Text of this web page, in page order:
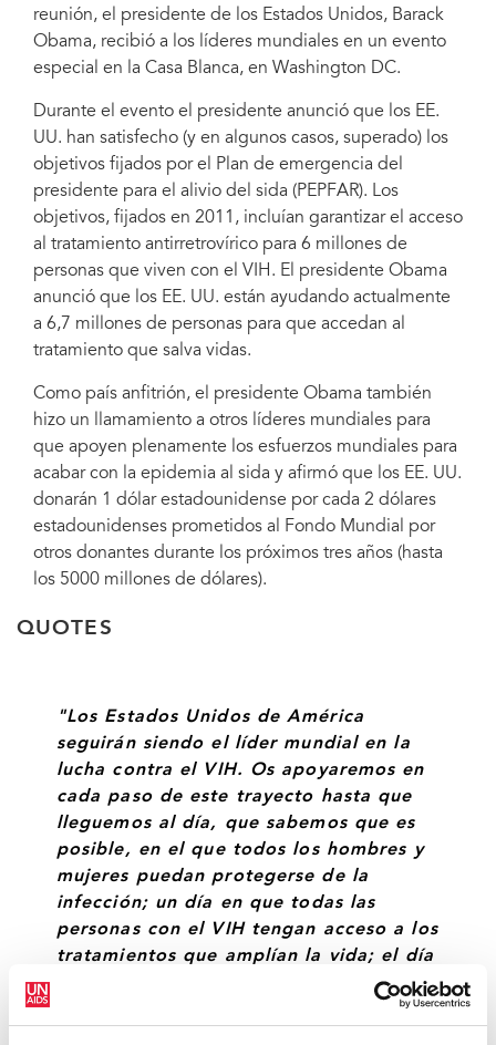
Michel Sidibé, director ejecutivo de ONUSIDA, de pie en la fotografía
junto al secretario de estado de los Estados Unidos, John Kerry, dijo
"Solidaridad, tolerancia y resultados son los hitos del liderazgo
aumenta las posibilidades de que logremos ser testigos de una
generación sin sida". Fotografía: Gettyimages
reunión, el presidente de los Estados Unidos, Barack
Obama, recibió a los líderes mundiales en un evento
especial en la Casa Blanca, en Washington DC.
Durante el evento el presidente anunció que los EE.
UU. han satisfecho (y en algunos casos, superado) los
objetivos fijados por el Plan de emergencia del
presidente para el alivio del sida (PEPFAR). Los
objetivos, fijados en 2011, incluían garantizar el acceso
al tratamiento antirretrovírico para 6 millones de
personas que viven con el VIH. El presidente Obama
anunció que los EE. UU. están ayudando actualmente
a 6,7 millones de personas para que accedan al
tratamiento que salva vidas.
Como país anfitrión, el presidente Obama también
hizo un llamamiento a otros líderes mundiales para
que apoyen plenamente los esfuerzos mundiales para
acabar con la epidemia al sida y afirmó que los EE. UU.
donarán 1 dólar estadounidense por cada 2 dólares
estadounidenses prometidos al Fondo Mundial por
otros donantes durante los próximos tres años (hasta
los 5000 millones de dólares).
QUOTES
"Los Estados Unidos de América
seguirán siendo el líder mundial en la
lucha contra el VIH. Os apoyaremos en
cada paso de este trayecto hasta que
lleguemos al día, que sabemos que es
posible, en el que todos los hombres y
mujeres puedan protegerse de la
infección; un día en que todas las
personas con el VIH tengan acceso a los
tratamientos que amplían la vida; el día
en que ningún bebé nazca con el VIH, y
en el que logremos, por fin, lo que una